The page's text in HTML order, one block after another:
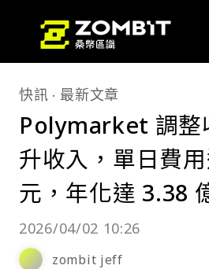
快訊 最新文章
Polymarket 調整
升收入，單日費
元，年化達 3.38
2026/04/02 10:26
zombit jeff